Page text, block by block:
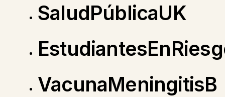
SaludPúblicaUK
VacunaMeningitisB